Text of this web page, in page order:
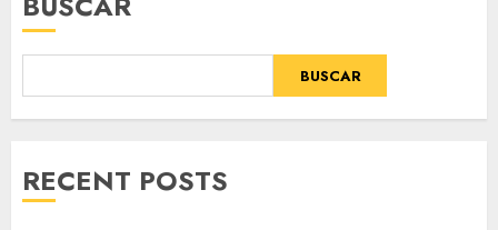
BUSCAR
RECENT POSTS